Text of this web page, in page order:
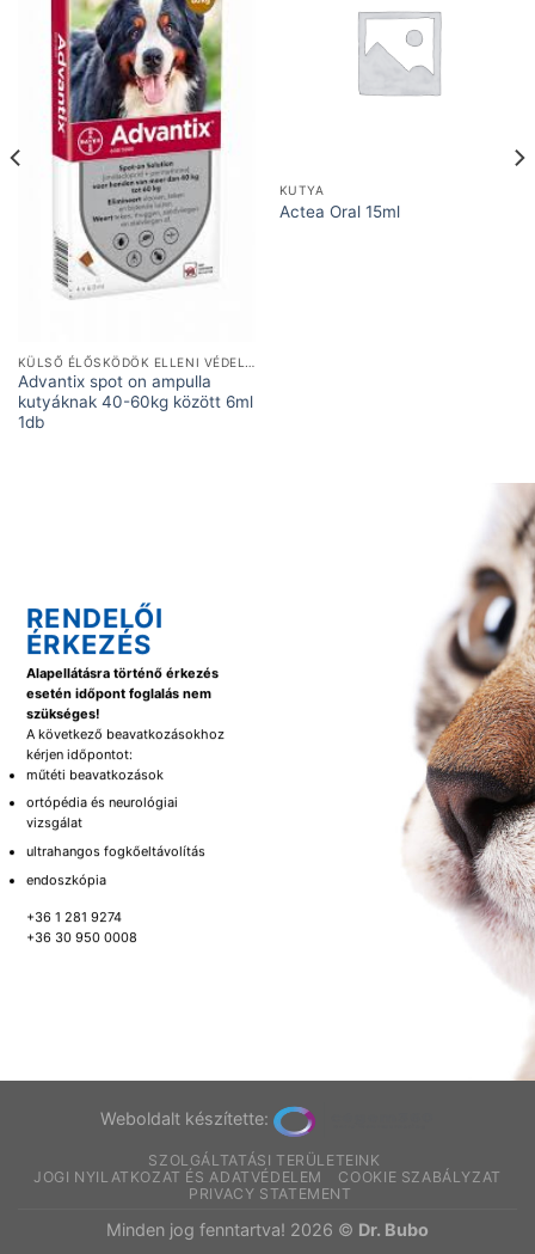
Advantix spot on ampulla
kutyáknak 40-60kg között 6ml
1db
KUTYA
Actea Oral 15ml
RENDELŐI
ÉRKEZÉS
Alapellátásra történő érkezés
esetén időpont foglalás nem
szükséges!
A következő beavatkozásokhoz
kérjen időpontot:
műtéti beavatkozások
ortópédia és neurológiai
vizsgálat
ultrahangos fogkőeltávolítás
endoszkópia
+36 1 281 9274
+36 30 950 0008
Weboldalt készítette:
SZOLGÁLTATÁSI TERÜLETEINK
JOGI NYILATKOZAT ÉS ADATVÉDELEM
COOKIE SZABÁLYZAT
PRIVACY STATEMENT
Minden jog fenntartva! 2026 © Dr. Bubo